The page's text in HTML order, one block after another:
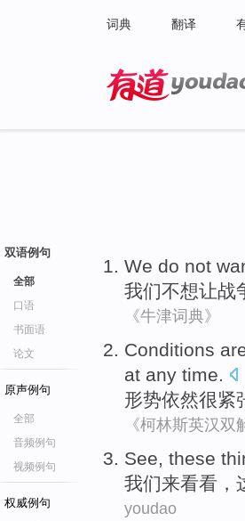
词典 翻译
双语例句
全部
口语
书面语
论文
原声例句
全部
音频例句
视频例句
权威例句
We do not
我们不想让战
《牛津词典》
Conditions
at any time.
形势依然很紧
《柯林斯英汉双
See these
我们来看看 ，
youdao